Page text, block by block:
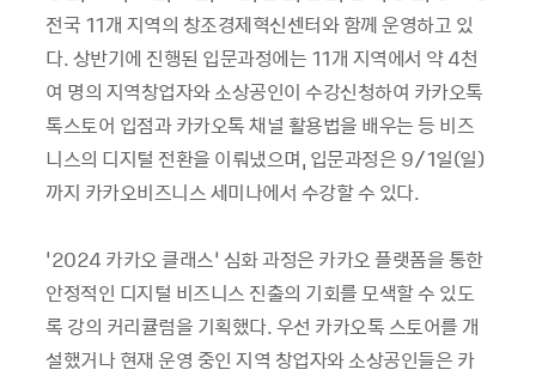
전국 11개 지역의 창조경제혁신센터와 함께 운영하고 있
다. 상반기에 진행된 입문과정에는 11개 지역에서 약 4천
여 명의 지역창업자와 소상공인이 수강신청하여 카카오톡
톡스토어 입점과 카카오톡 채널 활용법을 배우는 등 비즈
니스의 디지털 전환을 이뤄냈으며, 입문과정은 9/1일(일)
까지 카카오비즈니스 세미나에서 수강할 수 있다.
‘2024 카카오 클래스’ 심화 과정은 카카오 플랫폼을 통한
안정적인 디지털 비즈니스 진출의 기회를 모색할 수 있도
록 강의 커리큘럼을 기획했다. 우선 카카오톡 스토어를 개
설했거나 현재 운영 중인 지역 창업자와 소상공인들은 카